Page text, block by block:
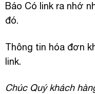
Báo Có link ra nhớ
đó.
Thông tin hóa đơn
link.
Chúc Quý khách